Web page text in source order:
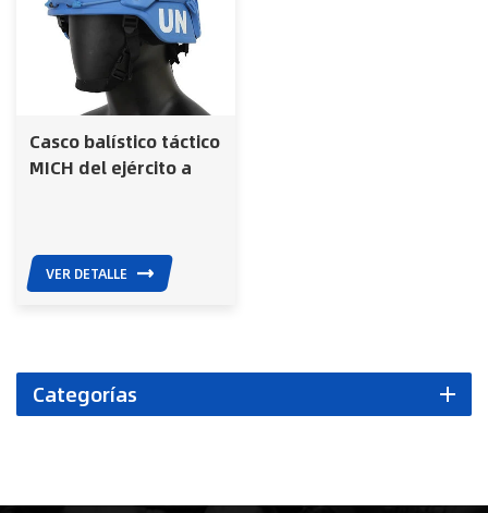
Casco balístico táctico
MICH del ejército a
VER DETALLE
Categorías